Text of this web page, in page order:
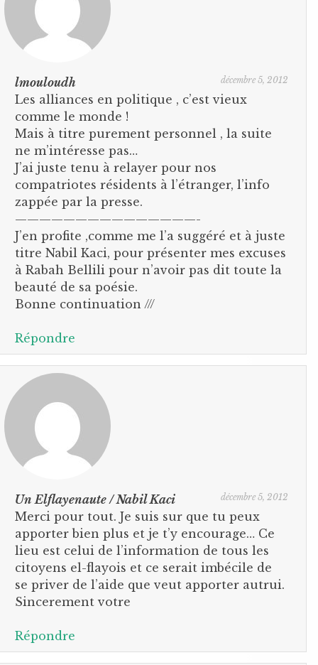
lmouloudh décembre 5, 2012
Les alliances en politique , c’est vieux
comme le monde !
Mais à titre purement personnel , la suite
ne m’intéresse pas…
J’ai juste tenu à relayer pour nos
compatriotes résidents à l’étranger, l’info
zappée par la presse.
———————————————-
J’en profite ,comme me l’a suggéré et à juste
titre Nabil Kaci, pour présenter mes excuses
à Rabah Bellili pour n’avoir pas dit toute la
beauté de sa poésie.
Bonne continuation ///
Répondre
Un Elflayenaute / Nabil Kaci décembre 5, 2012
Merci pour tout. Je suis sur que tu peux
apporter bien plus et je t’y encourage… Ce
lieu est celui de l’information de tous les
citoyens el-flayois et ce serait imbécile de
se priver de l’aide que veut apporter autrui.
Sincerement votre
Répondre